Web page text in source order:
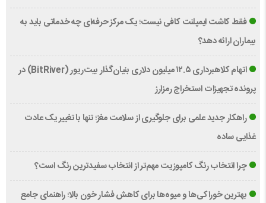
فقط کاشت ایمپلنت کافی نیست؛ یک مرکز حرفه‌ای چه خدماتی باید به
بیماران ارائه دهد؟
اتهام کلاهبرداری ۱۲.۵ میلیون دلاری بنیان‌گذار بیت‌ریور (BitRiver) در
پرونده تجهیزات استخراج رمزارز
راهکار جدید علمی برای جلوگیری از سلامت مغز؛ تنها با تغییر یک عادت
غذایی ساده
چرا انتخاب رنگ کامپوزیت مهم‌تر از انتخاب سفیدترین رنگ است؟
بهترین خوراکی‌ها و میوه‌ها برای کاهش فشار خون بالا؛ راهنمای جامع